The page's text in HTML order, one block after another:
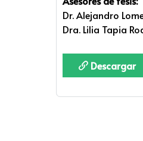
Dr. Alejandro
Dra. Lilia Tapia
Descargar